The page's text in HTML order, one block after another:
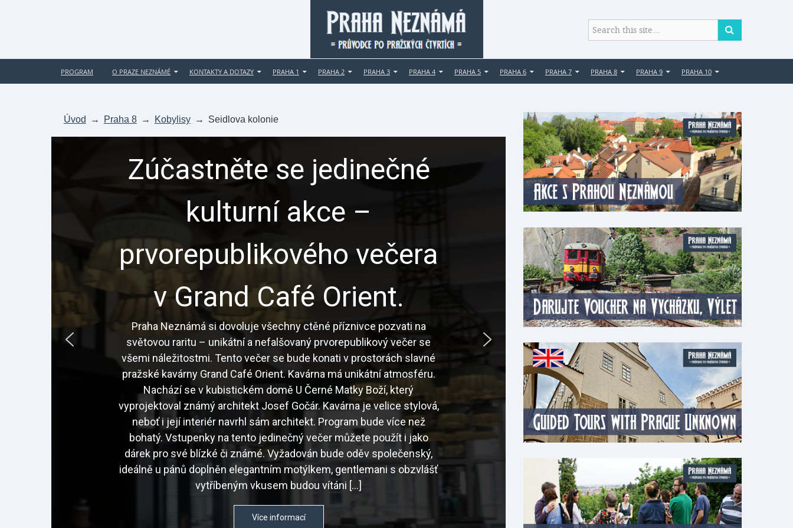
PROGRAM O PRAZE NEZNÁMÉ KONTAKTY A DOTAZY PRAHA 1 PRAHA 2 PRAHA 3 PRAHA 4 PRAHA 5 PRAHA 6 PRAHA 7 PRAHA 8 PRAHA 9 PRAHA 10
Úvod → Praha 8 → Kobylisy → Seidlova kolonie
Zúčastněte se jedinečné
kulturní akce –
prvorepublikového večera
v Grand Café Orient.
Praha Neznámá si dovoluje všechny ctěné příznivce pozvati na
světovou raritu – unikátní a nefalšovaný prvorepublikový večer se
všemi náležitostmi. Tento večer se bude konati v prostorách slavné
pražské kavárny Grand Café Orient. Kavárna má unikátní atmosféru.
Nachází se v kubistickém domě U Černé Matky Boží, který
vyprojektoval známý architekt Josef Gočár. Kavárna je velice stylová,
neboť i její interiér navrhl sám architekt. Program bude více než
bohatý. Vstupenky na tento jedinečný večer můžete použít i jako
dárek pro své blízké či známé. Vyžadován bude oděv společenský,
ideálně u pánů doplněn elegantním motýlkem, gentlemani s obzvlášť
vytříbeným vkusem budou vítáni […]
Více informací